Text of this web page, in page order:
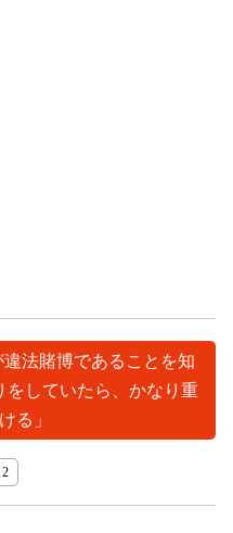
法賭博であることを知
をしていたら、かなり重
る」
2